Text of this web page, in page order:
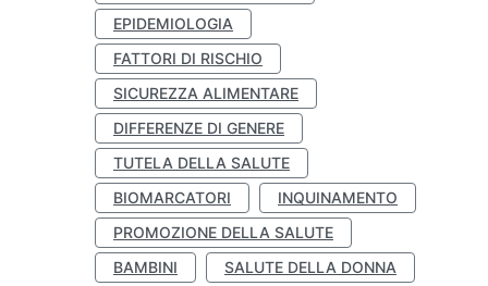
EPIDEMIOLOGIA
FATTORI DI RISCHIO
SICUREZZA ALIMENTARE
DIFFERENZE DI GENERE
TUTELA DELLA SALUTE
BIOMARCATORI
INQUINAMENTO
PROMOZIONE DELLA SALUTE
BAMBINI
SALUTE DELLA DONNA